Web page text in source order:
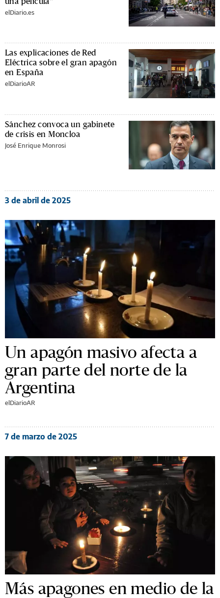
elDiario.es
Las explicaciones de Red
Eléctrica sobre el gran apagón
en España
elDiarioAR
Sánchez convoca un gabinete
de crisis en Moncloa
José Enrique Monrosi
3 de abril de 2025
Un apagón masivo afecta a
gran parte del norte de la
Argentina
elDiarioAR
7 de marzo de 2025
Más apagones en medio de la